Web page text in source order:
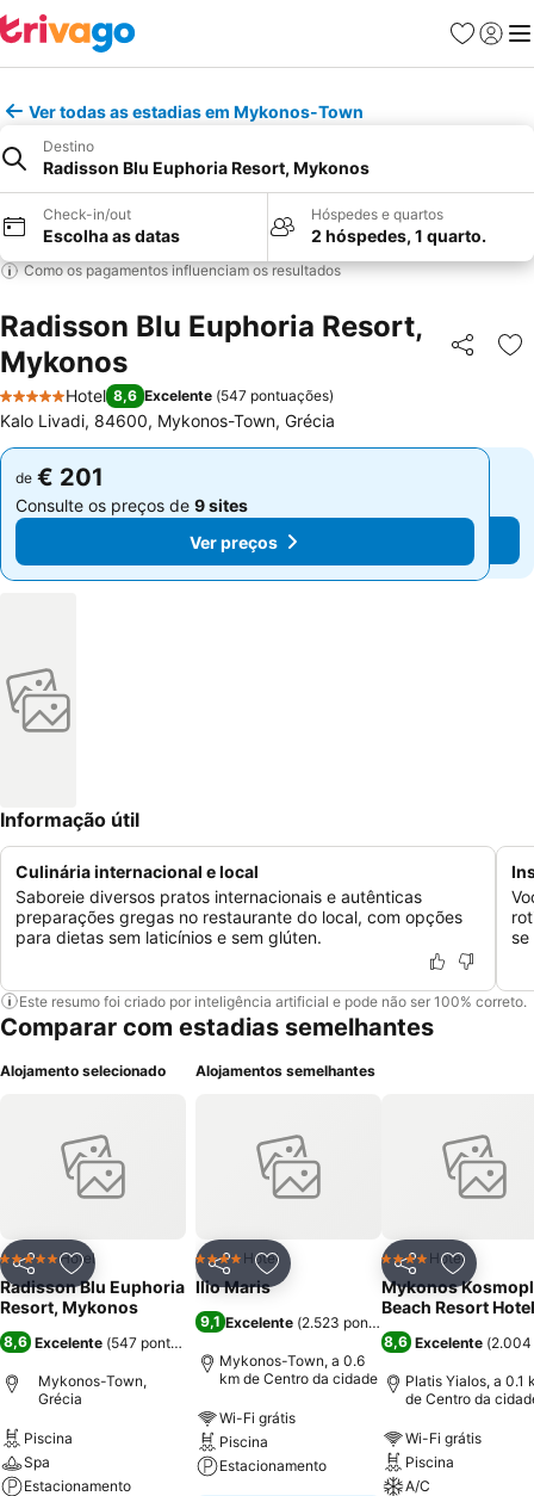
Favoritos
Iniciar
Ver todas as estadias em Mykonos-Town
Destino
Radisson Blu Euphoria Resort, Mykonos
Check-in/out
Escolha as datas
Hóspedes e quartos
2 hóspedes, 1 quarto.
Como os pagamentos influenciam os resultados
Radisson Blu Euphoria Resort,
Mykonos
Partilhar
5 Estrelas
Hotel 8,6 Excelente (547 pontuações)
Kalo Livadi, 84600, Mykonos-Town, Grécia
de € 201
Consulte os preços de 9 sites
Ver preços
de € 201
Consulte os preços de 9 sites
Ver preços
Informação útil
Culinária internacional e local
Saboreie diversos pratos internacionais e autênticas
preparações gregas no restaurante do local, com opções
para dietas sem laticínios e sem glúten.
Este resumo foi criado por inteligência artificial e pode não ser 100% correto.
Comparar com estadias semelhantes
Alojamento selecionado
PartilharAdicionar aos favoritos
5 EstrelasHotel
Radisson Blu Euphoria
Resort, Mykonos
8,6 Excelente (547 pontuações
Mykonos-Town,
Grécia
Piscina
Spa
Estacionamento
Alojamentos semelhantes
PartilharAdicionar aos favoritos
4 EstrelasHotel
Ilio Maris
9,1 Excelente (2.523 pontuações
Mykonos-Town, a 0.6
km de Centro da cidade
Wi-Fi grátis
Piscina
Estacionamento
Partilhar
4 EstrelasHotel
Mykonos
Beach Resort Hotel
8,6 Excelente (2.004
Platis Yialos, a 0.1
de Centro da
Wi-Fi grátis
Piscina
A/C